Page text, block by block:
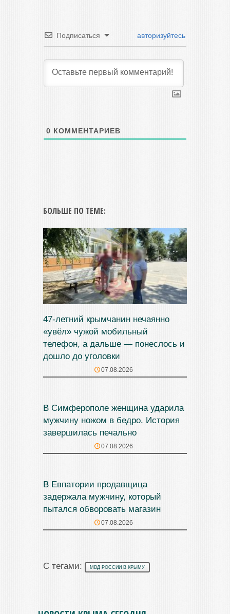
Подписаться авторизуйтесь
0 КОММЕНТАРИЕВ
БОЛЬШЕ ПО ТЕМЕ:
47‑летний крымчанин нечаянно
«увёл» чужой мобильный
телефон, а дальше — понеслось и
дошло до уголовки
07.08.2026
В Симферополе женщина ударила
мужчину ножом в бедро. История
завершилась печально
07.08.2026
В Евпатории продавщица
задержала мужчину, который
пытался обворовать магазин
07.08.2026
С тегами: МВД РОССИИ В КРЫМУ